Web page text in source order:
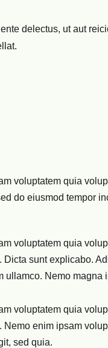
delectus, ut aut
voluptatem quia
do eiusmod tempor
voluptatem quia
sunt explicabo.
ullamco. Nemo magna
voluptatem quia
enim ipsam
sed quia.